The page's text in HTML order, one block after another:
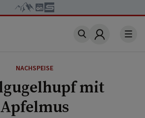
Account
NACHSPEISE
mit
Apfelmus